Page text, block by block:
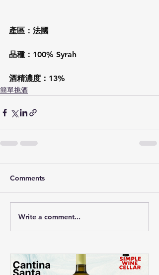
產區：法國
品種：100% Syrah
酒精濃度：13%
簡單挑酒
Comments
Write a comment...